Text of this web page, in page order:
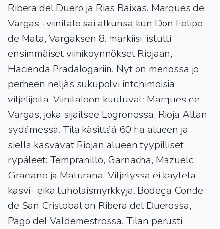
Ribera del Duero ja Rias Baixas. Marques de
Vargas -viinitalo sai alkunsa kun Don Felipe
de Mata, Vargaksen 8. markiisi, istutti
ensimmäiset viiniköynnökset Riojaan,
Hacienda Pradalogariin. Nyt on menossa jo
perheen neljäs sukupolvi intohimoisia
viljelijöitä. Viinitaloon kuuluvat: Marques de
Vargas, joka sijaitsee Logronossa, Rioja Altan
sydämessä. Tila käsittää 60 ha alueen ja
siellä kasvavat Riojan alueen tyypilliset
rypäleet: Tempranillo, Garnacha, Mazuelo,
Graciano ja Maturana. Viljelyssä ei käytetä
kasvi- eikä tuholaismyrkkyjä. Bodega Conde
de San Cristobal on Ribera del Duerossa,
Pago del Valdemestrossa. Tilan perusti